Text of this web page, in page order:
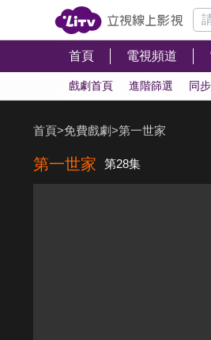
首頁 電視頻道
戲劇首頁 進階篩選 同
首頁>免費戲劇>第一世家
第一世家 第28集